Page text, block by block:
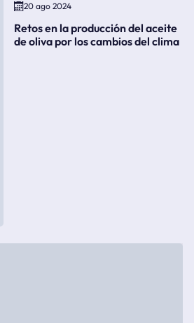
20 ago 2024
Retos en la producción del aceite
de oliva por los cambios del clima